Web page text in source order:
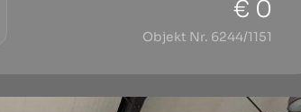
€ 0
Objekt Nr. 6244/1151